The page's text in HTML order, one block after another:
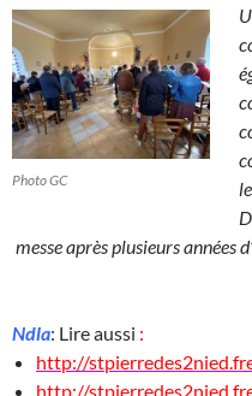
Photo GC
messe après plusieurs années
Ndla: Lire aussi :
http://
http://